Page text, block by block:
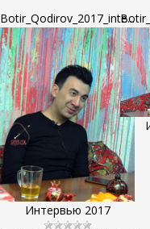
Botir_Qodirov_2017_inte...
Интервью 2017